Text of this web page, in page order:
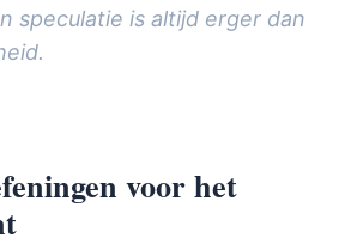
speculatie is altijd erger dan
voor het